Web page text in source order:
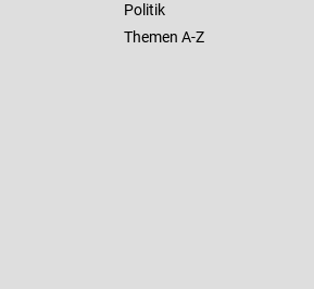
Politik
Themen A-Z